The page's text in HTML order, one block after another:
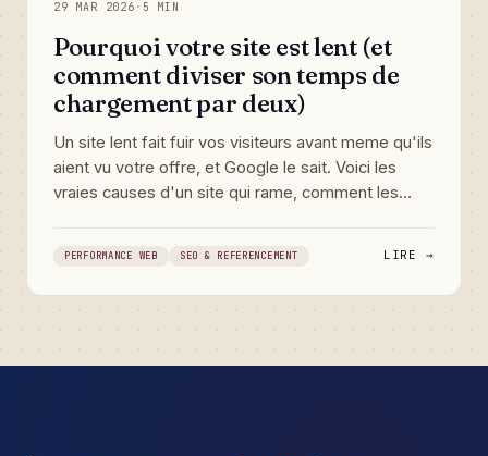
29 MAR 2026 · 5 MIN
Pourquoi votre site est lent (et
comment diviser son temps de
chargement par deux)
Un site lent fait fuir vos visiteurs avant meme qu'ils
aient vu votre offre, et Google le sait. Voici les
vraies causes d'un site qui rame, comment les
PERFORMANCE WEB SEO & REFERENCEMENT LIRE →